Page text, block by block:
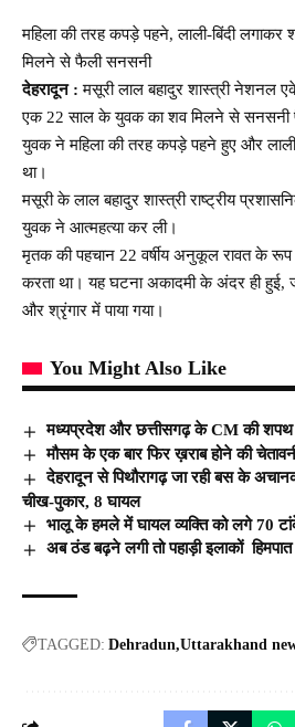
महिला की तरह कपड़े पहने, लाली-बिंदी
मिलने से फैली सनसनी
देहरादून :मसूरी लाल बहादुर शास्त्री नेशनल
एक 22 साल के युवक का शव मिलने से सनसनी
युवक ने महिला की तरह कपड़े पहने हुए और
था।
मसूरी के लाल बहादुर शास्त्री राष्ट्रीय
युवक ने आत्महत्या कर ली।
मृतक की पहचान 22 वर्षीय अनुकूल रावत के रूप
करता था। यह घटना अकादमी के अंदर ही हुई,
और श्रृंगार में पाया गया।
You Might Also Like
मध्यप्रदेश और छत्तीसगढ़ के CM की शपथ
मौसम के एक बार फिर ख़राब होने की
देहरादून से पिथौरागढ़ जा रही बस के
चीख-पुकार, 8 घायल
भालू के हमले में घायल व्यक्ति को लगे 70
अब ठंड बढ़ने लगी तो पहाड़ी इलाकों
TAGGED: Dehradun Uttarakhand